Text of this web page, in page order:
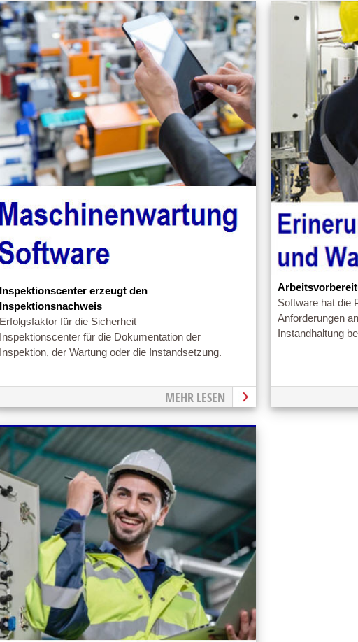
Inspektionscenter erzeugt den
Inspektionsnachweis
Erfolgsfaktor für die Sicherheit
Inspektionscenter für die Dokumentation der
Inspektion, der Wartung oder die Instandsetzung.
MEHR LESEN
Software hat die
Anforderungen
Instandhaltung